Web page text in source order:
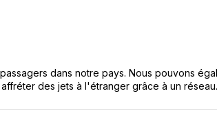
dans notre pays. Nous pouvons
des jets à l'étranger grâce à un réseau.